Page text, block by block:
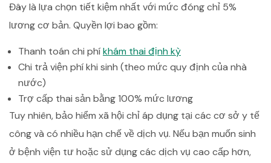
Đây là lựa chọn tiết kiệm nhất với mức đóng chỉ 5%
lương cơ bản. Quyền lợi bao gồm:
Thanh toán chi phíkhám thai định kỳ
Chi trả viện phí khi sinh (theo mức quy định của nhà
nước)
Trợ cấp thai sản bằng 100% mức lương
Tuy nhiên, bảo hiểm xã hội chỉ áp dụng tại các cơ sở y tế
công và có nhiều hạn chế về dịch vụ. Nếu bạn muốn sinh
ở bệnh viện tư hoặc sử dụng các dịch vụ cao cấp hơn,